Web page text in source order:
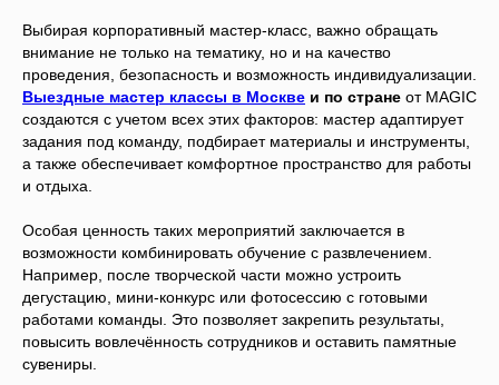
Выбирая корпоративный мастер-класс, важно обращать
внимание не только на тематику, но и на качество
проведения, безопасность и возможность индивидуализации.
Выездные мастер классы в Москве и по стране от MAGIC
создаются с учетом всех этих факторов: мастер адаптирует
задания под команду, подбирает материалы и инструменты,
а также обеспечивает комфортное пространство для работы
и отдыха.
Особая ценность таких мероприятий заключается в
возможности комбинировать обучение с развлечением.
Например, после творческой части можно устроить
дегустацию, мини-конкурс или фотосессию с готовыми
работами команды. Это позволяет закрепить результаты,
повысить вовлечённость сотрудников и оставить памятные
сувениры.